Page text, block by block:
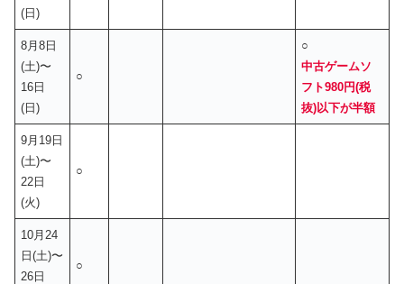
(日)
8月8日
(土)〜
16日
(日)
○
○
中古ゲームソ
フト980円(税
抜)以下が半額
9月19日
(土)〜
22日
(火)
○
10月24
日(土)〜
26日
○